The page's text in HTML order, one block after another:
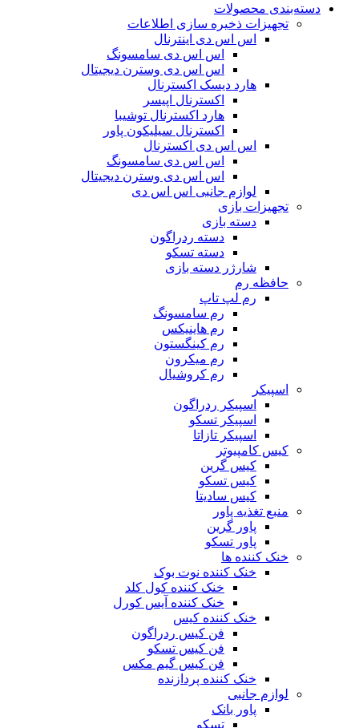
دسته‌بندی محصولات
تجهیزات ذخیره سازی اطلاعات
اس اس دی اینترنال
اس اس دی سامسونگ
اس اس دی وسترن دیجیتال
هارد دیسک اکسترنال
اکسترنال اپیسر
هارد اکسترنال توشیبا
اکسترنال سیلیکون پاور
اس اس دی اکسترنال
اس اس دی سامسونگ
اس اس دی وسترن دیجیتال
لوازم جانبی اس اس دی
تجهیزات بازی
دسته بازی
دسته ردراگون
دسته تسکو
شارژر دسته بازی
حافظه رم
رم لپ تاپ
رم سامسونگ
رم هاینیکس
رم کینگستون
رم میکرون
رم کروشیال
اسپیکر
اسپیکر ردراگون
اسپیکر تسکو
اسپیکر تازاتا
کیس کامپیوتر
کیس گرین
کیس تسکو
کیس سادیتا
منبع تغذیه‌ پاور
پاور گرین
پاور تسکو
خنک کننده ها
خنک کننده نوت بوک
خنک کننده کول کلد
خنک کننده آیس کورل
خنک کننده کیس
فن کیس ردراگون
فن کیس تسکو
فن کیس گیم مکس
خنک کننده پردازنده
لوازم جانبی
پاور بانک
تسکو